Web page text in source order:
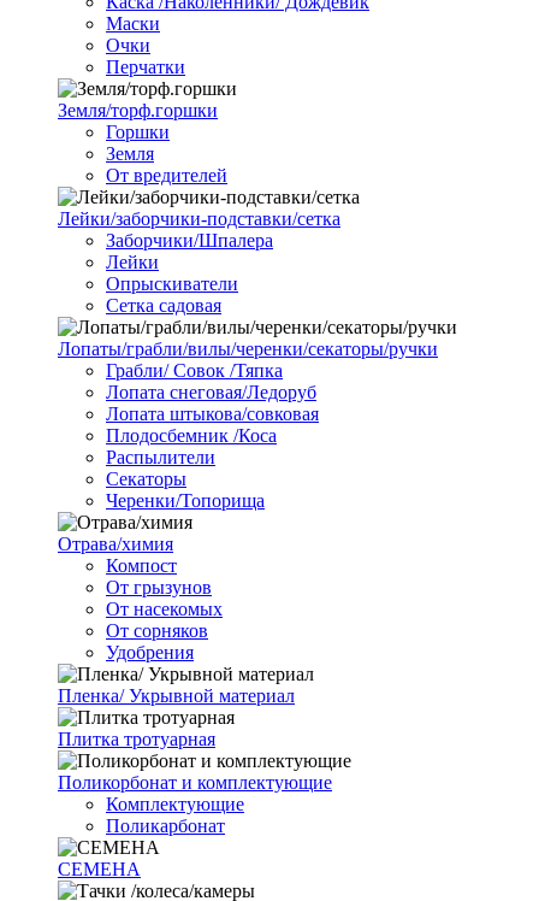
Маски
Очки
Перчатки
Земля/торф.горшки
Горшки
Земля
От вредителей
Лейки/заборчики-подставки/сетка
Заборчики/Шпалера
Лейки
Опрыскиватели
Сетка садовая
Лопаты/грабли/вилы/черенки/секаторы/ручки
Грабли/ Совок /Тяпка
Лопата снеговая/Ледоруб
Лопата штыкова/совковая
Плодосбемник /Коса
Распылители
Секаторы
Черенки/Топорища
Отрава/химия
Компост
От грызунов
От насекомых
От сорняков
Удобрения
Пленка/ Укрывной материал
Плитка тротуарная
Поликорбонат и комплектующие
Комплектующие
Поликарбонат
СЕМЕНА